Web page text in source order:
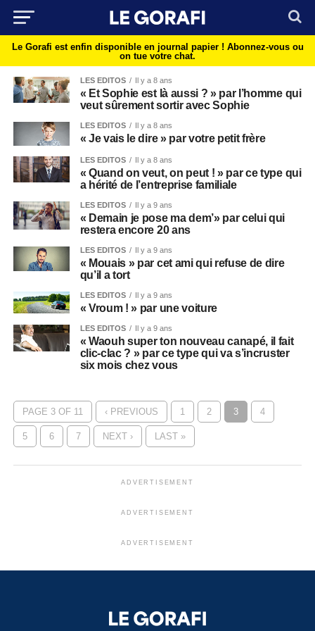
Le Gorafi est enfin disponible en journal papier ! Abonnez-vous ou
on tue votre chat.
LES EDITOS Il y a 8 ans
« Et Sophie est là aussi ? » par l’homme qui
veut sûrement sortir avec Sophie
LES EDITOS Il y a 8 ans
« Je vais le dire » par votre petit frère
LES EDITOS Il y a 8 ans
« Quand on veut, on peut ! » par ce type qui
a hérité de l’entreprise familiale
LES EDITOS Il y a 9 ans
« Demain je pose ma dem’» par celui qui
restera encore 20 ans
LES EDITOS Il y a 9 ans
« Mouais » par cet ami qui refuse de dire
qu’il a tort
LES EDITOS Il y a 9 ans
« Vroum ! » par une voiture
LES EDITOS Il y a 9 ans
« Waouh super ton nouveau canapé, il fait
clic-clac ? » par ce type qui va s’incruster
six mois chez vous
PAGE 3 OF 11 ‹ PREVIOUS 1 2 3 4
5 6 7 NEXT › LAST »
ADVERTISEMENT
ADVERTISEMENT
ADVERTISEMENT